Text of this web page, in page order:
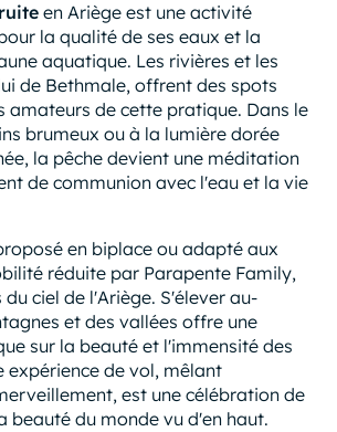
en Ariège est une activité
la qualité de ses eaux et la
aquatique. Les rivières et les
de Bethmale, offrent des spots
amateurs de cette pratique. Dans le
brumeux ou à la lumière dorée
la pêche devient une méditation
de communion avec l'eau et la vie
en biplace ou adapté aux
réduite par Parapente Family,
ciel de l'Ariège. S'élever au-
et des vallées offre une
sur la beauté et l'immensité des
expérience de vol, mêlant
est une célébration de
beauté du monde vu d'en haut.